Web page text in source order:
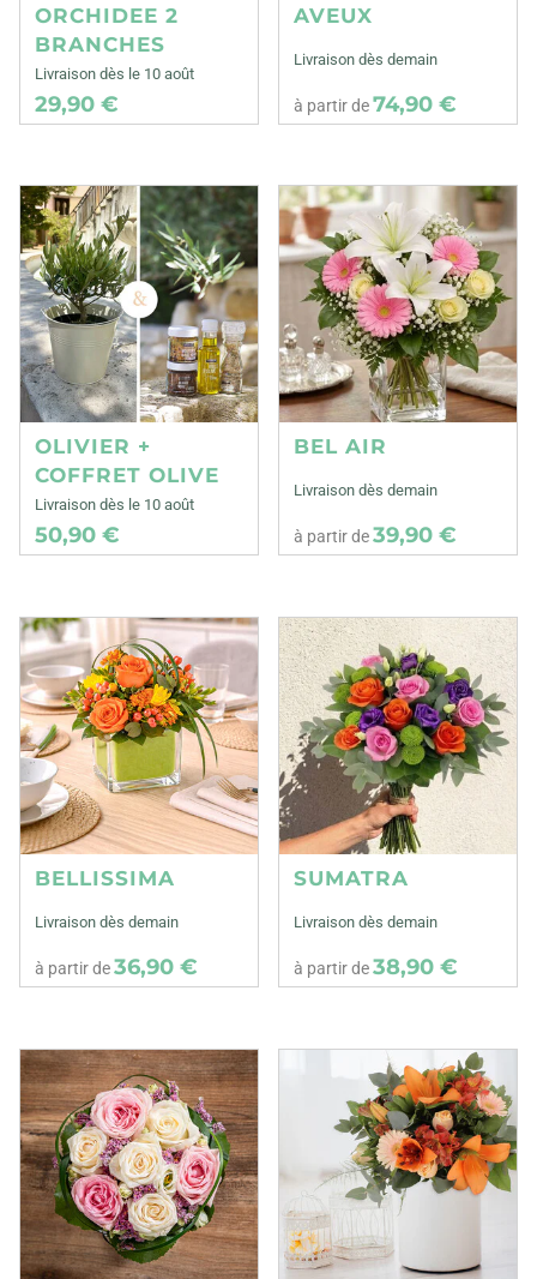
ORCHIDEE 2
BRANCHES
Livraison dès le 10 août
29,90 €
AVEUX
Livraison dès demain
à partir de74,90 €
OLIVIER +
COFFRET OLIVE
Livraison dès le 10 août
50,90 €
BEL AIR
Livraison dès demain
à partir de39,90 €
BELLISSIMA
Livraison dès demain
à partir de36,90 €
SUMATRA
Livraison dès demain
à partir de38,90 €